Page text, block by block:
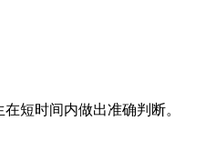
短时间内做出准确判断。